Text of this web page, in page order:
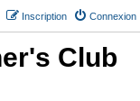
Connexion
Inscription
Club